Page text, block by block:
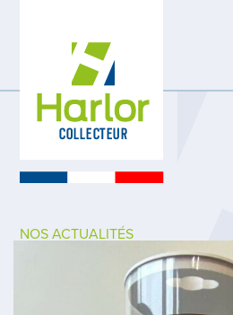
NOS ACTUALITÉS